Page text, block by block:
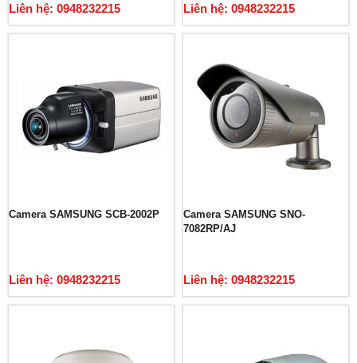
Liên hệ: 0948232215 Liên hệ: 0948232215
Camera SAMSUNG SCB-2002P
Liên hệ: 0948232215
Camera SAMSUNG SNO-
7082RP/AJ
Liên hệ: 0948232215